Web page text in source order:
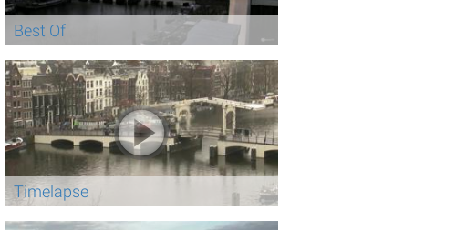
Best Of
Timelapse